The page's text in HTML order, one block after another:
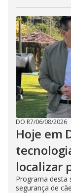
DO R7/06/08/2026
Hoje em
localizar
Programa desta
segurança de